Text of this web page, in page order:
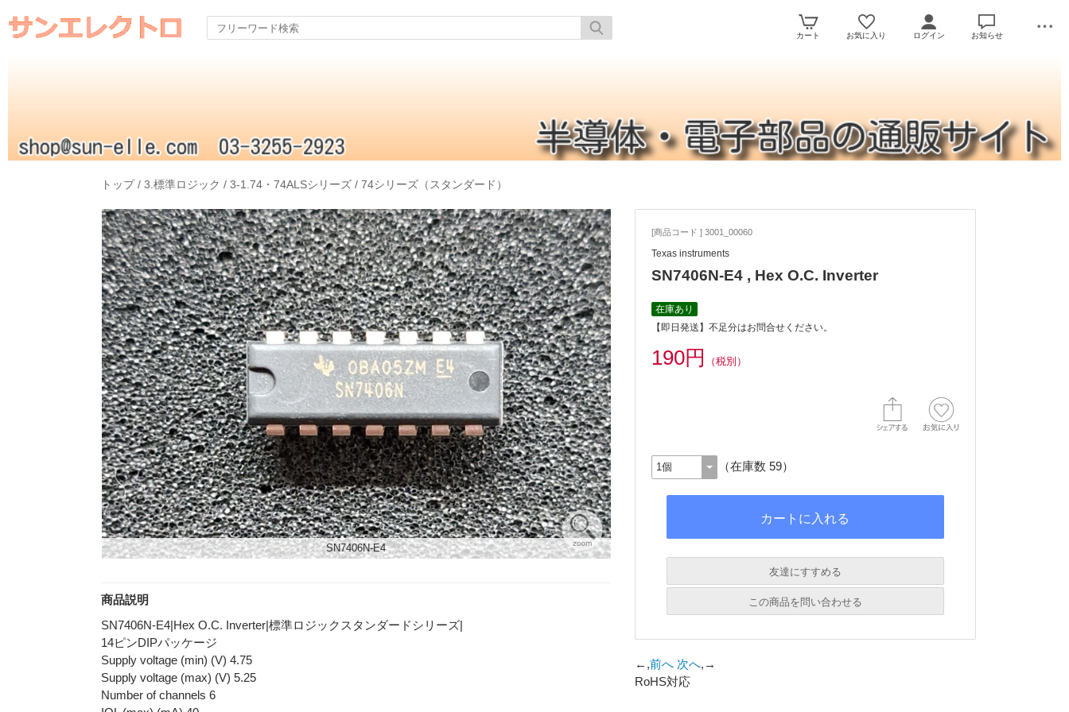
カート お気に入り ログイン お知らせ
トップ/ 3.標準ロジック / 3-1.74・74ALSシリーズ / 74シリーズ（スタンダード）
SN7406N‐E4
商品説明
SN7406N‐E4|Hex O.C. Inverter|標準ロジックスタンダードシリーズ|
14ピンDIPパッケージ
Supply voltage (min) (V) 4.75
Supply voltage (max) (V) 5.25
Number of channels 6
[商品コード ] 3001_00060
Texas instruments
SN7406N-E4 , Hex O.C. Inverter
在庫あり
【即日発送】不足分はお問合せください。
190円 （税別）
（在庫数 59）
友達にすすめる
必須
この商品を問い合わせる
←,前へ 次へ,→
RoHS対応